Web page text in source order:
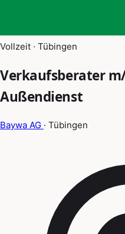
Vollzeit · Tübingen
Verkaufsberater
Außendienst
Baywa AG · Tübingen